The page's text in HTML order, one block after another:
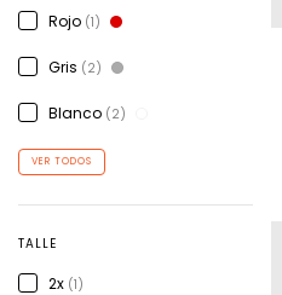
Rojo (1)
Gris (2)
Blanco (2)
VER TODOS
TALLE
2x (1)